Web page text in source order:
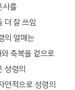
사를
더 잘 쓰임
의 열매는
축복을 겉으로
성령의
연적으로 성령의